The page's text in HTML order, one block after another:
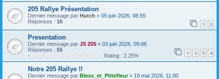
205 Rallye Présentation
Dernier message par Hutch « 05 juin 2026, 08:55
Réponses : 16 1 2
Presentation
Dernier message par JS 205 « 03 juin 2026, 09:06
Réponses : 55 1 2 3 4
Rating : 2.25%
Notre 205 Rallye !!
Dernier message par Bless_et_Ptitefleur« 19 mai 2026, 11:00